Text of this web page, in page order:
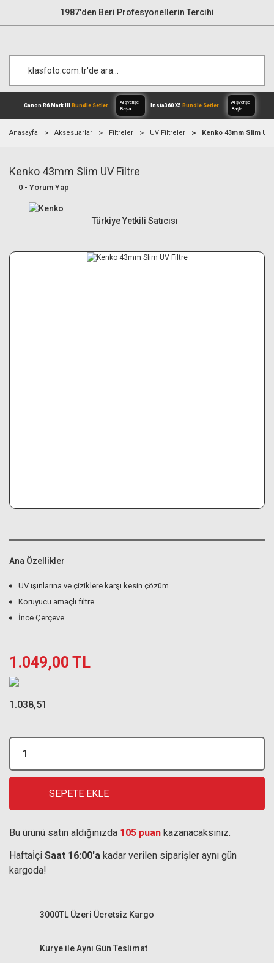
1987'den Beri Profesyonellerin Tercihi
Canon R6 Mark IIIBundle Setler
Anasayfa Aksesuarlar Filtreler UV Filtreler Kenko 43mm Slim UV
Kenko 43mm Slim UV Filtre
0 - Yorum Yap
Türkiye Yetkili Satıcısı
Ana Özellikler
UV ışınlarına ve çiziklere karşı kesin çözüm
Koruyucu amaçlı filtre
İnce Çerçeve.
1.049,00 TL
1.038,51
SEPETE EKLE
Bu ürünü satın aldığınızda 105 puan kazanacaksınız.
Haftaİçi Saat 16:00'a kadar verilen siparişler aynı gün
kargoda!
Kurye ile Aynı Gün Teslimat
3000TL Üzeri Ücretsiz Kargo